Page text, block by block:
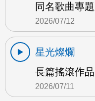
同名歌曲專
2026/07/12
星光燦爛
長篇搖滾作
2026/07/11